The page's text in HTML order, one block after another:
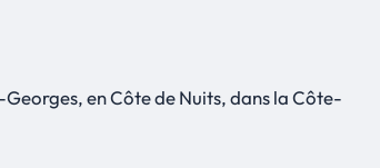
en Côte de Nuits, dans la Côte-